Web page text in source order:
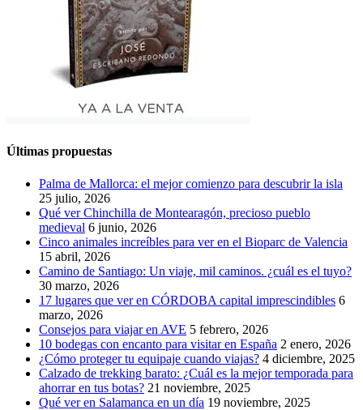
Últimas propuestas
Palma de Mallorca: el mejor comienzo para descubrir la isla
25 julio, 2026
Qué ver Chinchilla de Montearagón, precioso pueblo
medieval 6 junio, 2026
Cinco animales increíbles para ver en el Bioparc de Valencia
15 abril, 2026
Camino de Santiago: Un viaje, mil caminos. ¿cuál es el tuyo?
30 marzo, 2026
17 lugares que ver en CÓRDOBA capital imprescindibles 6
marzo, 2026
Consejos para viajar en AVE 5 febrero, 2026
10 bodegas con encanto para visitar en España 2 enero, 2026
¿Cómo proteger tu equipaje cuando viajas? 4 diciembre, 2025
Calzado de trekking barato: ¿Cuál es la mejor temporada para
ahorrar en tus botas? 21 noviembre, 2025
Qué ver en Salamanca en un día 19 noviembre, 2025